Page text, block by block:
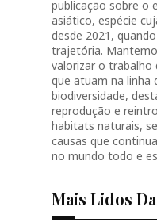
publicação sobre o
asiático, espécie
desde 2021,
trajetória.
valorizar o trabalho
que atuam na linha
biodiversidade,
reprodução e
habitats naturais,
causas que
no mundo todo e
Mais Lidos